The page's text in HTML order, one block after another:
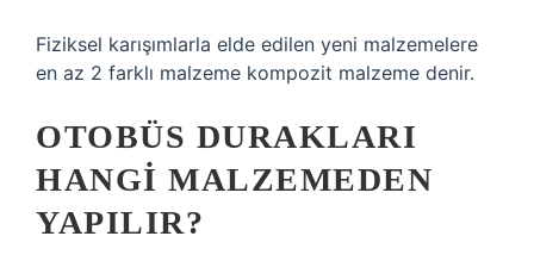
Fiziksel karışımlarla elde edilen yeni malzemelere
en az 2 farklı malzeme kompozit malzeme denir.
OTOBÜS DURAKLARI
HANGI MALZEMEDEN
YAPILIR?